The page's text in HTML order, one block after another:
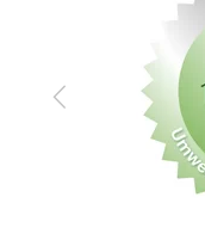
Zurück